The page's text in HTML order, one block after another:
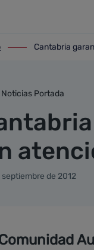
ir-a Cantabria
Cantabria
Noticias Portada
septiembre de 2012